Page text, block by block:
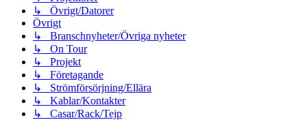
↳ Övrigt/Datorer
Övrigt
↳ Branschnyheter/Övriga nyheter
↳ On Tour
↳ Projekt
↳ Företagande
↳ Strömförsörjning/Ellära
↳ Kablar/Kontakter
↳ Casar/Rack/Tejp